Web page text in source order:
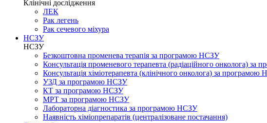
Клінічні дослідження
ЛЕК
Рак легень
Рак сечевого міхура
НСЗУ
НСЗУ
Безкоштовна променева терапія за програмою НСЗУ
Консультація променевого терапевта (радіаційного онколога) за
Консультація хіміотерапевта (клінічного онколога) за програмою
УЗД за програмою НСЗУ
КТ за програмою НСЗУ
МРТ за програмою НСЗУ
Лабораторна діагностика за програмою НСЗУ
Наявність хіміопрепаратів (централізоване постачання)